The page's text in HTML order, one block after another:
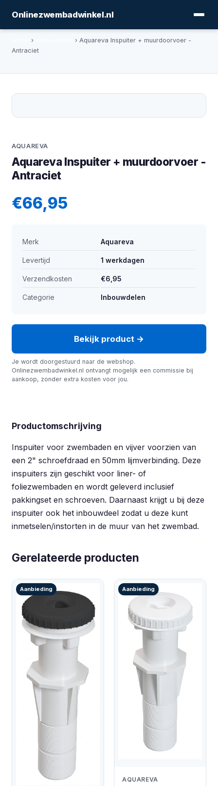
Onlinezwembadwinkel.nl
›
› Aquareva Inspuiter + muurdoorvoer -
Antraciet
AQUAREVA
Aquareva Inspuiter + muurdoorvoer -
Antraciet
€66,95
Merk Aquareva
Levertijd 1 werkdagen
Verzendkosten €6,95
Categorie Inbouwdelen
Bekijk product →
Je wordt doorgestuurd naar de webshop.
Onlinezwembadwinkel.nl ontvangt mogelijk een commissie bij
aankoop, zonder extra kosten voor jou.
Productomschrijving
Inspuiter voor zwembaden en vijver voorzien van
een 2" schroefdraad en 50mm lijmverbinding. Deze
inspuiters zijn geschikt voor liner- of
foliezwembaden en wordt geleverd inclusief
pakkingset en schroeven. Daarnaast krijgt u bij deze
inspuiter ook het inbouwdeel zodat u deze kunt
inmetselen/instorten in de muur van het zwembad.
Gerelateerde producten
Aanbieding Aanbieding
AQUAREVA